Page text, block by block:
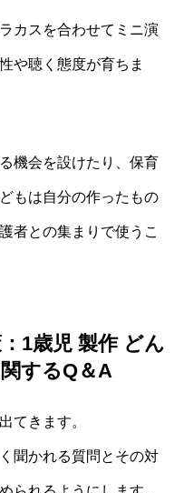
カスを合わせてミニ演
や聴く態度が育ちま
機会を設けたり、保育
もは自分の作ったもの
者との集まりで使うこ
1歳児 製作 どん
するQ＆A
てきます。
聞かれる質問とその対